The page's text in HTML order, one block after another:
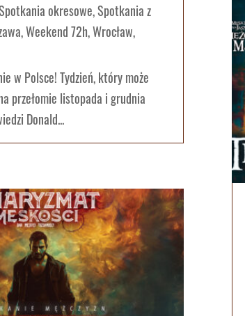
okresowe,Spotkania z
,Weekend 72h,Wrocław,
w Polsce! Tydzień, który może
przełomie listopada i grudnia
Donald...